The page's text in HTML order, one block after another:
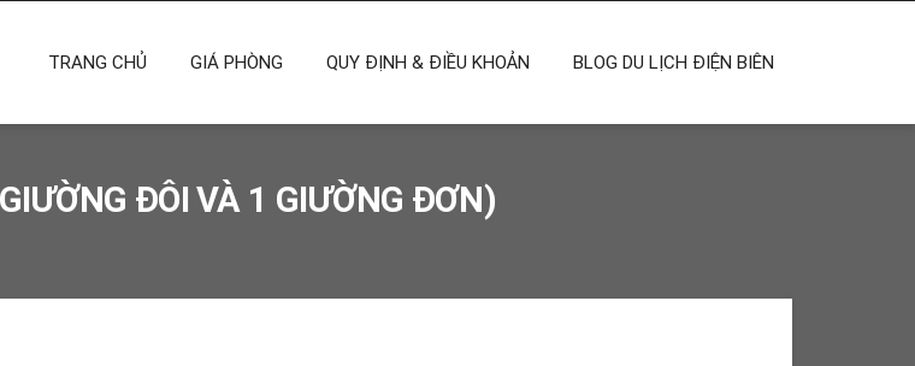
TRANG CHỦ GIÁ PHÒNG QUY ĐỊNH & ĐIỀU KHOẢN BLOG DU LỊCH ĐIỆN BIÊN
ĐÔI VÀ 1 GIƯỜNG ĐƠN)